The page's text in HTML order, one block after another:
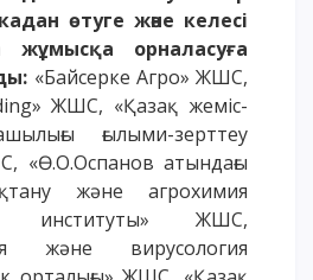
өтуге және келесі
жұмысқа орналасуға
«Байсерке Агро» ЖШС,
ЖШС, «Қазақ жеміс-
ғылыми-зерттеу
«Ө.О.Оспанов атындағы
және агрохимия
институты» ЖШС,
және вирусология